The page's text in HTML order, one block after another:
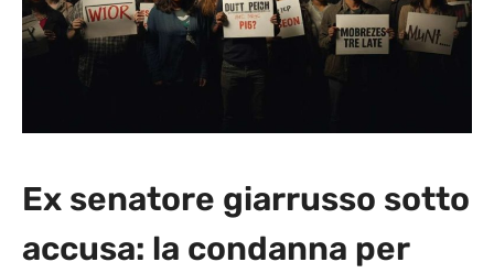
Ex senatore giarrusso sotto
accusa: la condanna per